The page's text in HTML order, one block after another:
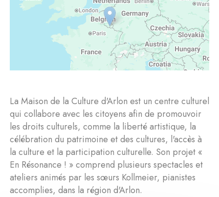
La Maison de la Culture d'Arlon est un centre culturel
qui collabore avec les citoyens afin de promouvoir
les droits culturels, comme la liberté artistique, la
célébration du patrimoine et des cultures, l'accès à
la culture et la participation culturelle. Son projet «
En Résonance ! » comprend plusieurs spectacles et
ateliers animés par les sœurs Kollmeier, pianistes
accomplies, dans la région d'Arlon.